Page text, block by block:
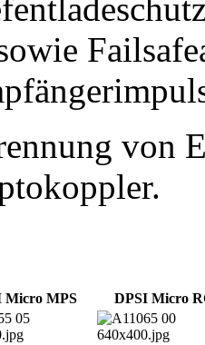
von
Micro MPS DPSI Micro